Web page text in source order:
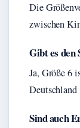
Die
zwischen
Gibt es den
Ja, Größe 6
Sind auch